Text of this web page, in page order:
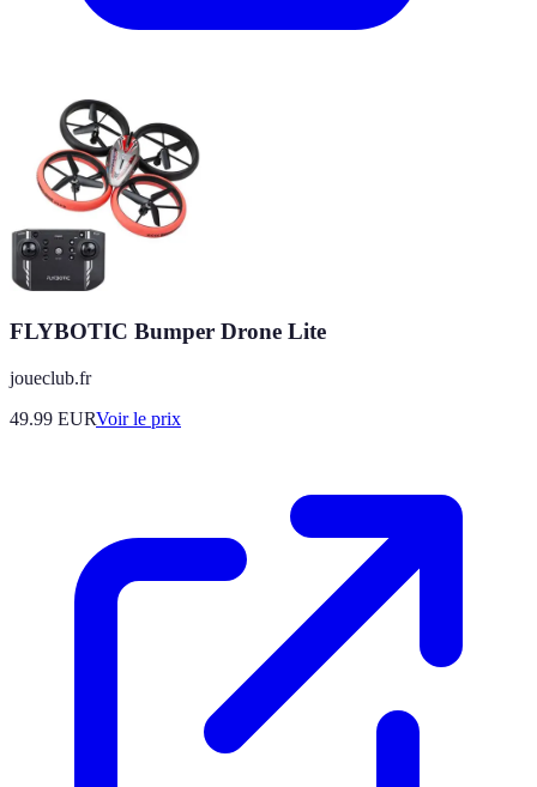
FLYBOTIC Bumper Drone Lite
joueclub.fr
49.99 EURVoir le prix